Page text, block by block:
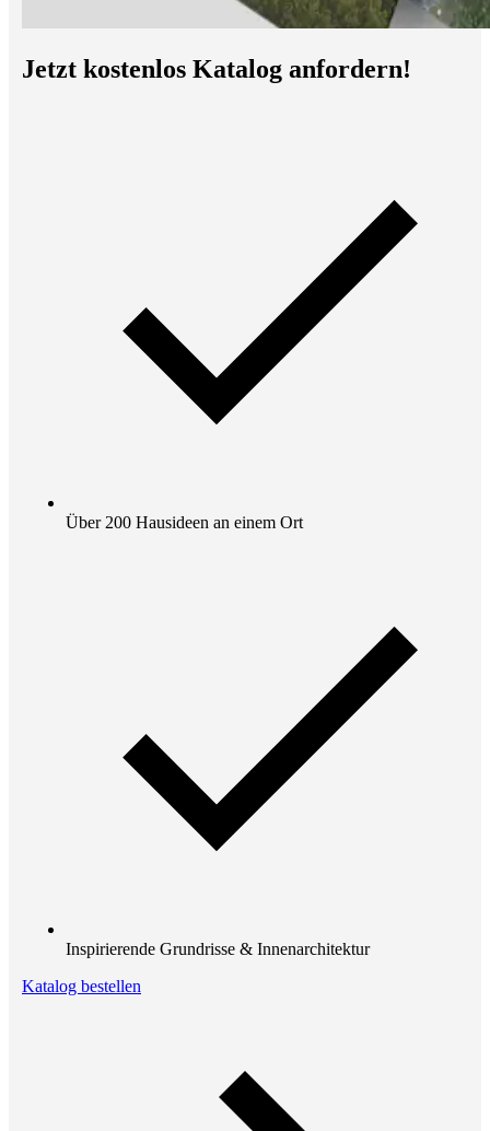
Jetzt kostenlos Katalog anfordern!
Über 200 Hausideen an einem Ort
Inspirierende Grundrisse & Innenarchitektur
Katalog bestellen